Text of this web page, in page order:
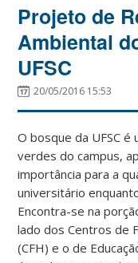
Projeto de
Ambiental
UFSC
20/05/2016 15:53
O bosque da UFSC é
verdes do campus,
importância para a
universitário
Encontra-se na
lado dos Centros de
(CFH) e o de